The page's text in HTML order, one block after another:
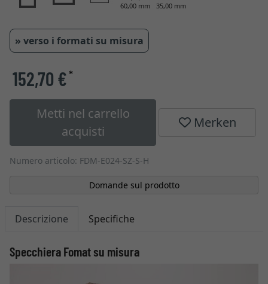
60,00 mm 35,00 mm
» verso i formati su misura
152,70 €*
Metti nel carrello
acquisti
Merken
Numero articolo: FDM-E024-SZ-S-H
Domande sul prodotto
Descrizione Specifiche
Specchiera Fomat su misura